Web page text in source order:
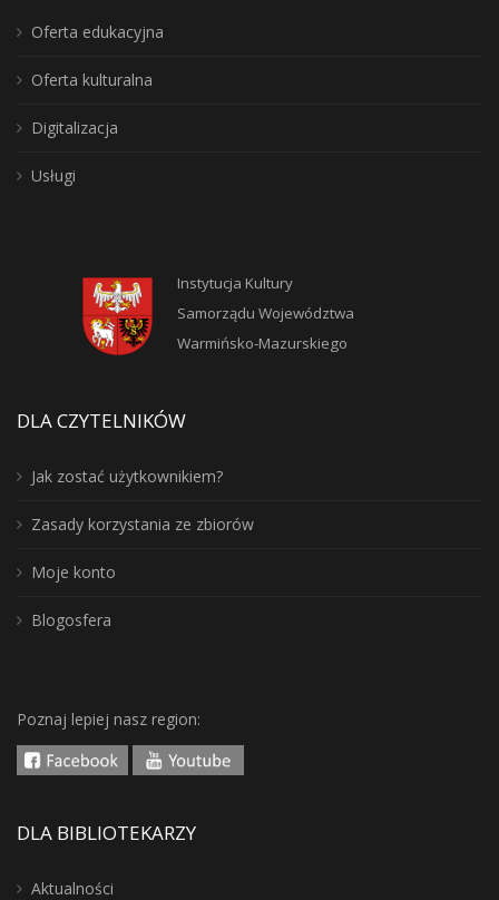
Oferta edukacyjna
Oferta kulturalna
Digitalizacja
Usługi
Instytucja Kultury
Samorządu Województwa
Warmińsko-Mazurskiego
DLA CZYTELNIKÓW
Jak zostać użytkownikiem?
Zasady korzystania ze zbiorów
Moje konto
Blogosfera
Poznaj lepiej nasz region:
DLA BIBLIOTEKARZY
Aktualności